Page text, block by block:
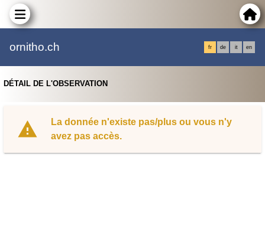
ornitho.ch fr de it en
DÉTAIL DE L'OBSERVATION
La donnée n'existe pas/plus ou vous n'y
avez pas accès.